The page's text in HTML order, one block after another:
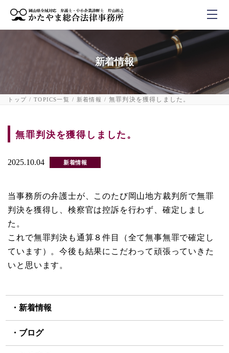
新着情報
トップ TOPICS一覧 新着情報 無罪判決を獲得しました。
無罪判決を獲得しました。
2025.10.04 新着情報
当事務所の弁護士が、このたび岡山地方裁判所で無罪
判決を獲得し、検察官は控訴を行わず、確定しまし
た。
これで無罪判決も通算８件目（全て無事無罪で確定し
ています）。今後も結果にこだわって頑張っていきた
いと思います。
新着情報
ブログ